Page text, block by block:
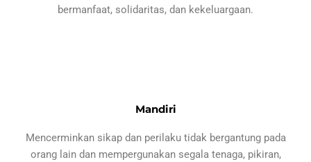
bermanfaat, solidaritas, dan kekeluargaan.
Mandiri
Mencerminkan sikap dan perilaku tidak bergantung pada
orang lain dan mempergunakan segala tenaga, pikiran,